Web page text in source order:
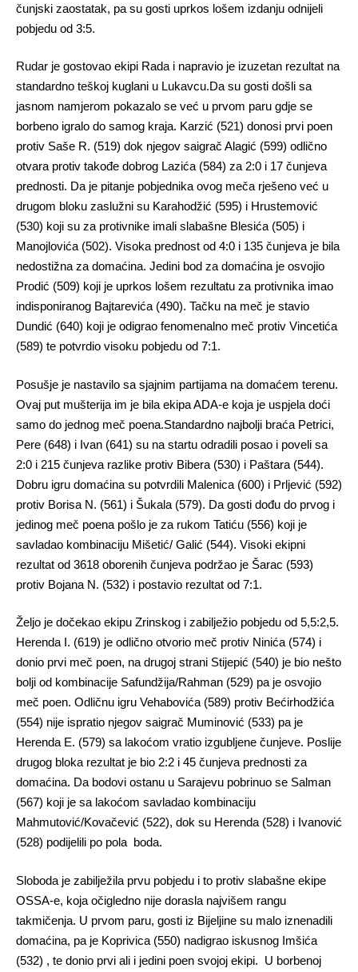
čunjski zaostatak, pa su gosti uprkos lošem izdanju odnijeli
pobjedu od 3:5.
Rudar je gostovao ekipi Rada i napravio je izuzetan rezultat na
standardno teškoj kuglani u Lukavcu.Da su gosti došli sa
jasnom namjerom pokazalo se već u prvom paru gdje se
borbeno igralo do samog kraja. Karzić (521) donosi prvi poen
protiv Saše R. (519) dok njegov saigrač Alagić (599) odlično
otvara protiv takođe dobrog Lazića (584) za 2:0 i 17 čunjeva
prednosti. Da je pitanje pobjednika ovog meča rješeno već u
drugom bloku zaslužni su Karahodžić (595) i Hrustemović
(530) koji su za protivnike imali slabašne Blesića (505) i
Manojlovića (502). Visoka prednost od 4:0 i 135 čunjeva je bila
nedostižna za domaćina. Jedini bod za domaćina je osvojio
Prodić (509) koji je uprkos lošem rezultatu za protivnika imao
indisponiranog Bajtarevića (490). Tačku na meč je stavio
Dundić (640) koji je odigrao fenomenalno meč protiv Vincetića
(589) te potvrdio visoku pobjedu od 7:1.
Posušje je nastavilo sa sjajnim partijama na domaćem terenu.
Ovaj put mušterija im je bila ekipa ADA-e koja je uspjela doći
samo do jednog meč poena.Standardno najbolji braća Petrici,
Pere (648) i Ivan (641) su na startu odradili posao i poveli sa
2:0 i 215 čunjeva razlike protiv Bibera (530) i Paštara (544).
Dobru igru domaćina su potvrdili Malenica (600) i Prljević (592)
protiv Borisa N. (561) i Šukala (579). Da gosti dođu do prvog i
jedinog meč poena pošlo je za rukom Tatiću (556) koji je
savladao kombinaciju Mišetić/ Galić (544). Visoki ekipni
rezultat od 3618 oborenih čunjeva podržao je Šarac (593)
protiv Bojana N. (532) i postavio rezultat od 7:1.
Željo je dočekao ekipu Zrinskog i zabilježio pobjedu od 5,5:2,5.
Herenda I. (619) je odlično otvorio meč protiv Ninića (574) i
donio prvi meč poen, na drugoj strani Stijepić (540) je bio nešto
bolji od kombinacije Safundžija/Rahman (529) pa je osvojio
meč poen. Odličnu igru Vehabovića (589) protiv Bećirhodžića
(554) nije ispratio njegov saigrač Muminović (533) pa je
Herenda E. (579) sa lakoćom vratio izgubljene čunjeve. Poslije
drugog bloka rezultat je bio 2:2 i 45 čunjeva prednosti za
domaćina. Da bodovi ostanu u Sarajevu pobrinuo se Salman
(567) koji je sa lakoćom savladao kombinaciju
Mahmutović/Kovačević (522), dok su Herenda (528) i Ivanović
(528) podijelili po pola boda.
Sloboda je zabilježila prvu pobjedu i to protiv slabašne ekipe
OSSA-e, koja očigledno nije dorasla najvišem rangu
takmičenja. U prvom paru, gosti iz Bijeljine su malo iznenadili
domaćina, pa je Koprivica (550) nadigrao iskusnog Imšića
(532) , te donio prvi ali i jedini poen svojoj ekipi. U borbenoj